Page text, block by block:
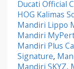
Ducati Official
HOG Kalimas
Mandiri Lippo
Mandiri
Mandiri Plus
Signature,
Mandiri SKYZ,